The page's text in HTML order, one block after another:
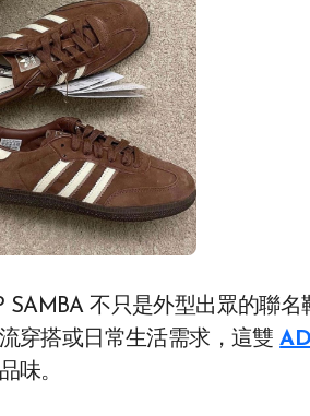
SAMBA 不只是外型出眾的聯
穿搭或日常生活需求，這雙
味。